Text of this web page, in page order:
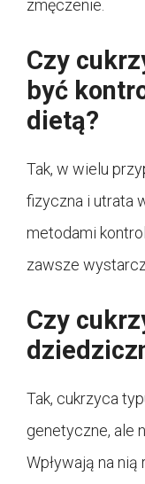
zmęczenie.
Czy
być
dietą?
Tak, w wielu
fizyczna i utrata
metodami
zawsze
Czy
Tak, cukrzyca
genetyczne, ale
Wpływają na